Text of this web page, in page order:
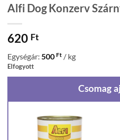
Alfi Dog Konzerv
620 Ft
Egységár: 500 Ft / kg
Elfogyott
Csomag